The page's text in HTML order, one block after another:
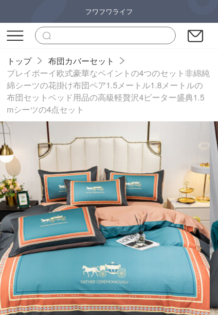
フワフワライフ
トップ
布団カバーセット
プレイボーイ欧式豪華なペイントの4つのセット非綿純
綿シーツの花掛け布団ペア1.5メートル1.8メートルの
布団セットベッド用品の高級軽贅沢4ピーター盛典1.5
mシーツの4点セット